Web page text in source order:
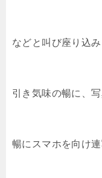
などと叫び座り込み
引き気味の暢に、
暢にスマホを向け